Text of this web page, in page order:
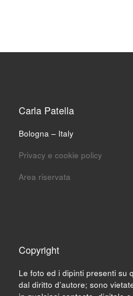
Carla Patella
Bologna – Italy
Privacy e cookie policy
Area riservata
Copyright
Le foto ed i dipinti presenti su
dal diritto d’autore; sono